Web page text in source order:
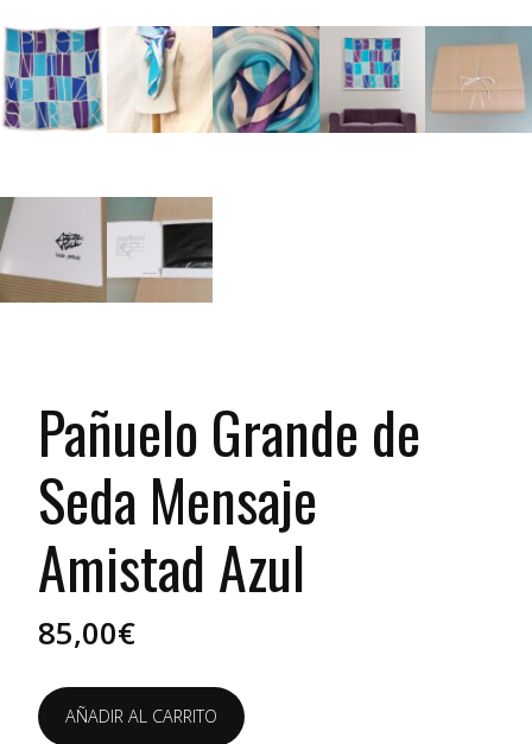
Pañuelo Grande de
Seda Mensaje
Amistad Azul
85,00€
Pañuelo
Grande
AÑADIR AL CARRITO